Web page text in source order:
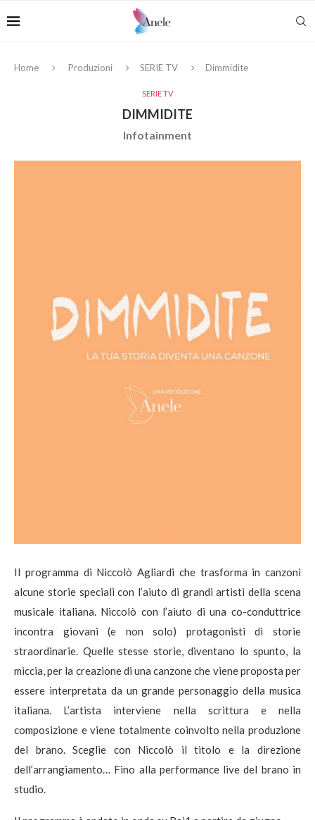
Home Produzioni SERIE TV Dimmidite
SERIE TV
DIMMIDITE
Infotainment
Il programma di Niccolò Agliardi che trasforma in canzoni
alcune storie speciali con l’aiuto di grandi artisti della scena
musicale italiana. Niccolò con l’aiuto di una co-conduttrice
incontra giovani (e non solo) protagonisti di storie
straordinarie. Quelle stesse storie, diventano lo spunto, la
miccia, per la creazione di una canzone che viene proposta per
essere interpretata da un grande personaggio della musica
italiana. L’artista interviene nella scrittura e nella
composizione e viene totalmente coinvolto nella produzione
del brano. Sceglie con Niccolò il titolo e la direzione
dell’arrangiamento… Fino alla performance live del brano in
studio.